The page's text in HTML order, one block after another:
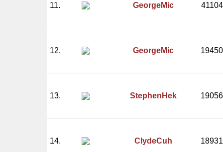
11. GeorgeMic 41104
12. GeorgeMic 19450
13. StephenHek 19056
14. ClydeCuh 18931